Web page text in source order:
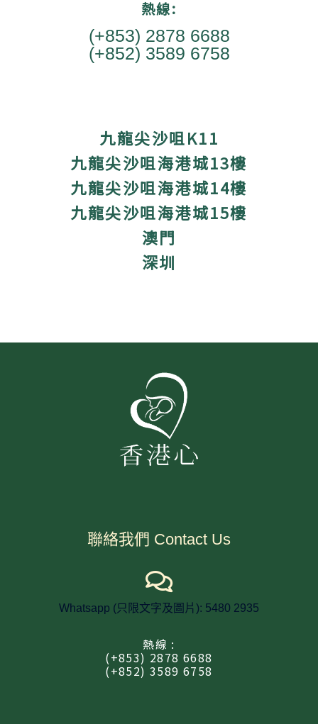
熱線:
(+853) 2878 6688
(+852) 3589 6758
九龍尖沙咀K11
九龍尖沙咀海港城13樓
九龍尖沙咀海港城14樓
九龍尖沙咀海港城15樓
澳門
深圳
聯絡我們 Contact Us
Whatsapp (只限文字及圖片): 5480 2935
熱線 :
(+853) 2878 6688
(+852) 3589 6758